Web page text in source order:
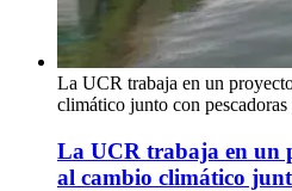
La UCR trabaja en un
climático junto con
La UCR trabaja en un
al cambio climático